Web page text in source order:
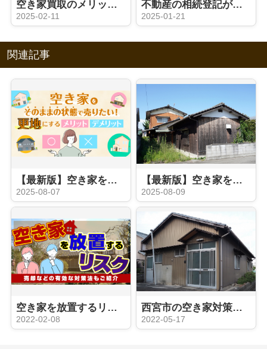
空き家買取のメリットは？早期売却や手続きのポイントを解説
2025-02-11
不動産の相続登記が義務化された背景とは？法改正の内容を解説
2025-01-21
関連記事
【最新版】空き家をそのままの状態で売りたい！更地にするメリット・デメリットも解説
2025-08-07
【最新版】空き家を売りたい！そのままの状態か更地かどちらにすべき？
2025-08-09
空き家を放置するリスクを解説！売却などの有効な対策法もご紹介
2022-02-08
西宮市の空き家対策とは？特別措置法や自分でできる対処法をご紹介
2022-05-17